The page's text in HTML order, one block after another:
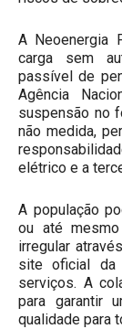
A Neoenergia
carga sem
passível de
Agência
suspensão no
não medida,
elétrico e a
A população
ou até
irregular
site oficial da
serviços. A
para garantir
qualidade para